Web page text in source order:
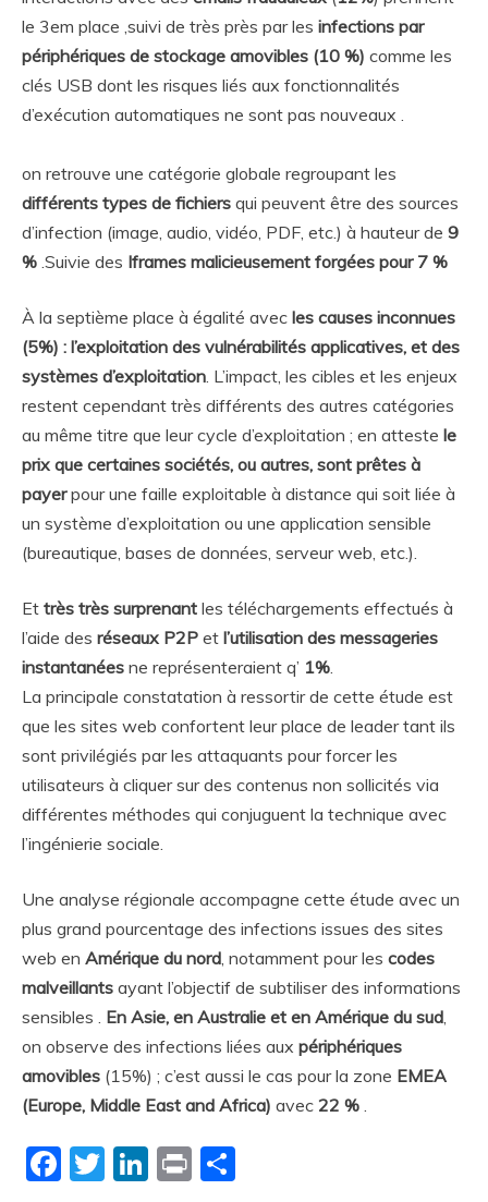
le 3em place ,suivi de très près par les infections par
périphériques de stockage amovibles (10 %) comme les
clés USB dont les risques liés aux fonctionnalités
d’exécution automatiques ne sont pas nouveaux .
on retrouve une catégorie globale regroupant les
différents types de fichiers qui peuvent être des sources
d’infection (image, audio, vidéo, PDF, etc.) à hauteur de 9
% .Suivie des Iframes malicieusement forgées pour 7 %
À la septième place à égalité avec les causes inconnues
(5%) : l’exploitation des vulnérabilités applicatives, et des
systèmes d’exploitation . L’impact, les cibles et les enjeux
restent cependant très différents des autres catégories
au même titre que leur cycle d’exploitation ; en atteste le
prix que certaines sociétés, ou autres, sont prêtes à
payerpour une faille exploitable à distance qui soit liée à
un système d’exploitation ou une application sensible
(bureautique, bases de données, serveur web, etc.).
Et très très surprenant les téléchargements effectués à
l’aide des réseaux P2P et l’utilisation des messageries
instantanées ne représenteraient q’ 1%
La principale constatation à ressortir de cette étude est
que les sites web confortent leur place de leader tant ils
sont privilégiés par les attaquants pour forcer les
utilisateurs à cliquer sur des contenus non sollicités via
différentes méthodes qui conjuguent la technique avec
l’ingénierie sociale.
Une analyse régionale accompagne cette étude avec un
plus grand pourcentage des infections issues des sites
web en Amérique du nord , notamment pour les codes
malveillants ayant l’objectif de subtiliser des informations
sensibles . En Asie, en Australie et en Amérique du sud
on observe des infections liées aux périphériques
amovibles (15%) ; c’est aussi le cas pour la zone EMEA
(Europe, Middle East and Africa) avec 22 %
Facebook
Twitter
LinkedIn
Print